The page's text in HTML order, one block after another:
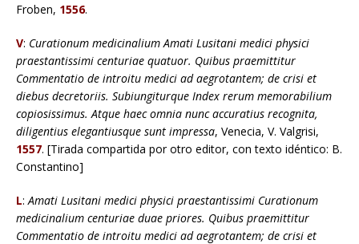
Froben, 1556.
V: Curationum medicinalium Amati Lusitani medici physici
praestantissimi centuriae quatuor. Quibus praemittitur
Commentatio de introitu medici ad aegrotantem; de crisi et
diebus decretoriis. Subiungiturque Index rerum memorabilium
copiosissimus. Atque haec omnia nunc accuratius recognita,
diligentius elegantiusque sunt impressa, Venecia, V. Valgrisi,
1557. [Tirada compartida por otro editor, con texto idéntico: B.
Constantino]
L:Amati Lusitani medici physici praestantissimi Curationum
medicinalium centuriae duae priores. Quibus praemittitur
Commentatio de introitu medici ad aegrotantem; de crisi et